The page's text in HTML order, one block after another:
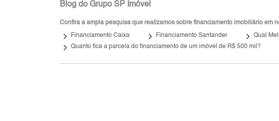
Blog do Grupo SP Imóvel
Confira a ampla pesquisa que realizamos sobre financiamento imobiliário em
keyboard_arrow_right Financiamento Caixa keyboard_arrow_right Financiamento Santander keyboard_arrow_right Qual
keyboard_arrow_right Quanto fica a parcela do financiamento de um imóvel de R$ 500 mil?